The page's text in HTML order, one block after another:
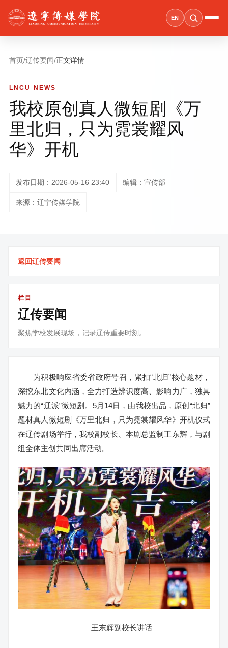
EN
首页/辽传要闻/正文详情
LNCU NEWS
我校原创真人微短剧《万
里北归，只为霓裳耀风
华》开机
发布日期：2026-05-16 23:40 编辑：宣传部
来源：辽宁传媒学院
返回辽传要闻
栏目
辽传要闻
聚焦学校发展现场，记录辽传重要时刻。
为积极响应省委省政府号召，紧扣“北归”核心题材，
深挖东北文化内涵，全力打造辨识度高、影响力广，独具
魅力的“辽派”微短剧。5月14日，由我校出品，原创“北归”
题材真人微短剧《万里北归，只为霓裳耀风华》开机仪式
在辽传剧场举行，我校副校长、本剧总监制王东辉，与剧
组全体主创共同出席活动。
王东辉副校长讲话